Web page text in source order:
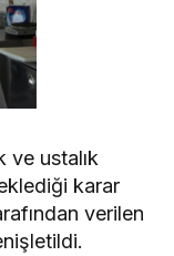
ve ustalık
karar
verilen